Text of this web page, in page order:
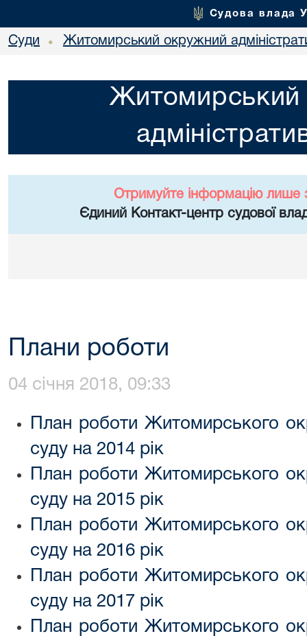
Судова влада
Суди • Житомирський окружний
Житомирський
Отримуйте інформацію лише
Єдиний Контакт-центр судової
Плани роботи
04 січня 2018, 09:33
План роботи Житомирського
суду на 2014 рік
План роботи Житомирського
суду на 2015 рік
План роботи Житомирського
суду на 2016 рік
План роботи Житомирського
суду на 2017 рік
План роботи Житомирського